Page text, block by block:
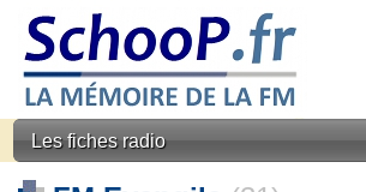
Les fiches radio